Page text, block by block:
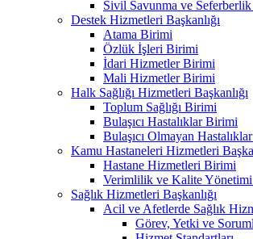
Sivil Savunma ve
Destek Hizmetleri Başkanlığı
Atama Birimi
Özlük İşleri Birimi
İdari Hizmetler Birimi
Mali Hizmetler Birimi
Halk Sağlığı Hizmetleri Başkanlığı
Toplum Sağlığı Birimi
Bulaşıcı Hastalıklar Birimi
Bulaşıcı Olmayan
Kamu Hastaneleri Hizmetleri
Hastane Hizmetleri Birimi
Verimlilik ve Kalite
Sağlık Hizmetleri Başkanlığı
Acil ve Afetlerde Sağlık
Görev, Yetki ve